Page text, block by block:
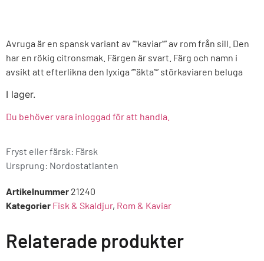
Avruga är en spansk variant av “”kaviar”” av rom från sill. Den
har en rökig citronsmak. Färgen är svart. Färg och namn i
avsikt att efterlikna den lyxiga “”äkta”” störkaviaren beluga
I lager.
Du behöver vara inloggad för att handla.
Fryst eller färsk: Färsk
Ursprung: Nordostatlanten
Artikelnummer 21240
Kategorier Fisk & Skaldjur, Rom & Kaviar
Relaterade produkter